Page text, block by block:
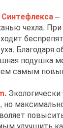
–
чехла.
Благодаря
подушка
самым
Экологически
но
улучшить